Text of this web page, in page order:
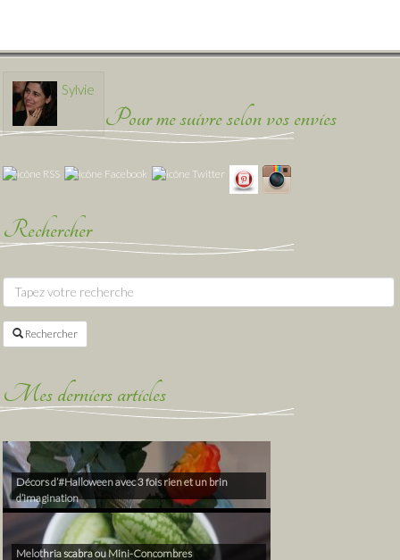
Sylvie
Pour me suivre selon vos envies
Rechercher
Rechercher
Mes derniers articles
Décors d’#Halloween avec 3 fois rien et un brin
d’imagination
Melothria scabra ou Mini-Concombres